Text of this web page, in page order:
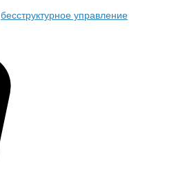
бесструктурное управление